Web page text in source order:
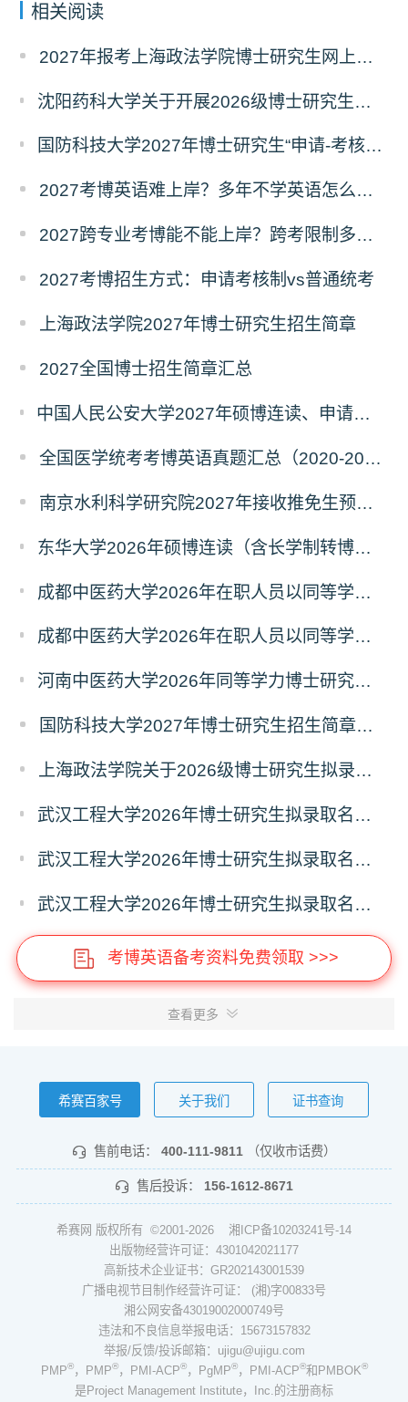
相关阅读
2027年报考上海政法学院博士研究生网上报名公告
沈阳药科大学关于开展2026级博士研究生录取后信息采集及档案调取等相关工作的通知
国防科技大学2027年博士研究生“申请-考核”制招生专业基础笔试考试大纲
2027考博英语难上岸？多年不学英语怎么备考？
2027跨专业考博能不能上岸？跨考限制多不多？
2027考博招生方式：申请考核制vs普通统考
上海政法学院2027年博士研究生招生简章
2027全国博士招生简章汇总
中国人民公安大学2027年硕博连读、申请考核、本科直博博士研究生招生报名事宜的通知
全国医学统考考博英语真题汇总（2020-2026年）
南京水利科学研究院2027年接收推免生预报名公告
东华大学2026年硕博连读（含长学制转博）博士研究生拟录取名单公示
成都中医药大学2026年在职人员以同等学力申请中西医结合博士学术学位招生章程
成都中医药大学2026年在职人员以同等学力申请中医博士专业学位招生章程
河南中医药大学2026年同等学力博士研究生招生拟进入复试人员名单公示
国防科技大学2027年博士研究生招生简章（预发版）
上海政法学院关于2026级博士研究生拟录取后续相关事宜的通知
武汉工程大学2026年博士研究生拟录取名单公示（普通招考）（第四批）
武汉工程大学2026年博士研究生拟录取名单公示（普通招考）（第五批）
武汉工程大学2026年博士研究生拟录取名单公示（普通招考）（第六批）
考博英语备考资料免费领取 >>>
查看更多
希赛百家号 关于我们 证书查询
售前电话： 400-111-9811 （仅收市话费）
售后投诉： 156-1612-8671
希赛网 版权所有 ©2001-2026 湘ICP备10203241号-14
出版物经营许可证：4301042021177
高新技术企业证书：GR202143001539
广播电视节目制作经营许可证： (湘)字00833号
湘公网安备43019002000749号
违法和不良信息举报电话：15673157832
举报/反馈/投诉邮箱：ujigu@ujigu.com
PMP®，PMP®，PMI-ACP®，PgMP®，PMI-ACP®和PMBOK®
是Project Management Institute，Inc.的注册商标